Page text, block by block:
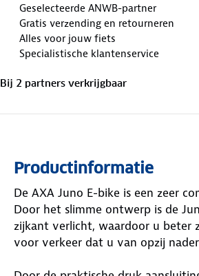
Geselecteerde ANWB-partner
Gratis verzending en retourneren
Alles voor jouw fiets
Specialistische klantenservice
Bij 2 partners verkrijgbaar
Productinformatie
De AXA Juno E-bike is een zeer
Door het slimme ontwerp is de
zijkant verlicht, waardoor u beter
voor verkeer dat u van opzij